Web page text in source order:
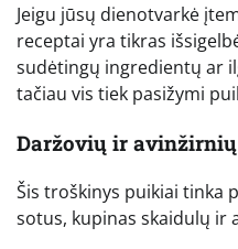
Jeigu jūsų dienotvarkė
receptai yra tikras
sudėtingų ingredientų ar
tačiau vis tiek pasižymi
Daržovių ir
Šis troškinys puikiai tinka
sotus, kupinas skaidulų ir